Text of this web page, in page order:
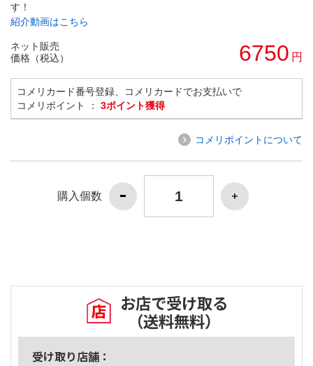
す！
紹介動画はこちら
ネット販売
価格（税込）
6750 円
コメリカード番号登録、コメリカードでお支払いで
コメリポイント ： 3ポイント獲得
コメリポイントについて
購入個数
お店で受け取る
（送料無料）
受け取り店舗：